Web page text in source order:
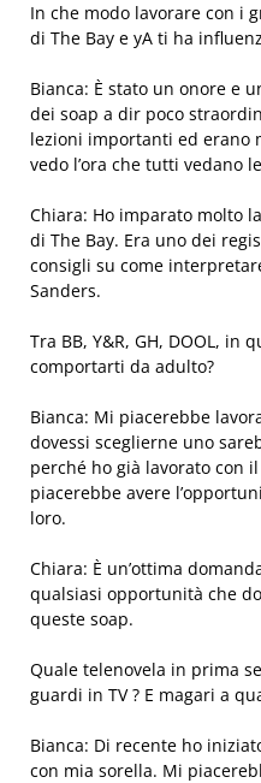
In che modo lavorare con i
di The Bay e yA ti ha
Bianca: È stato un onore e
dei soap a dir poco
lezioni importanti ed erano
vedo l’ora che tutti vedano
Chiara: Ho imparato molto
di The Bay. Era uno dei
consigli su come
Sanders.
Tra BB, Y&R, GH, DOOL, in
comportarti da adulto?
Bianca: Mi piacerebbe
dovessi sceglierne uno
perché ho già lavorato con
piacerebbe avere
loro.
Chiara: È un’ottima
qualsiasi opportunità che
queste soap.
Quale telenovela in prima
guardi in TV ? E magari a
Bianca: Di recente ho
con mia sorella. Mi